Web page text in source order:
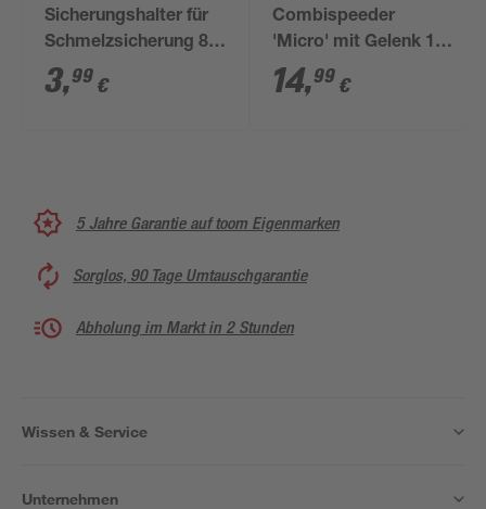
Sicherungshalter für
Schmelzsicherung 8
A/0,75-2,5 mm²
3,99 €
Combispeeder
'Micro' mit Gelenk 17
mm
14,99 €
5 Jahre Garantie auf toom Eigenmarken
Sorglos, 90 Tage Umtauschgarantie
Abholung im Markt in 2 Stunden
Wissen & Service
Unternehmen